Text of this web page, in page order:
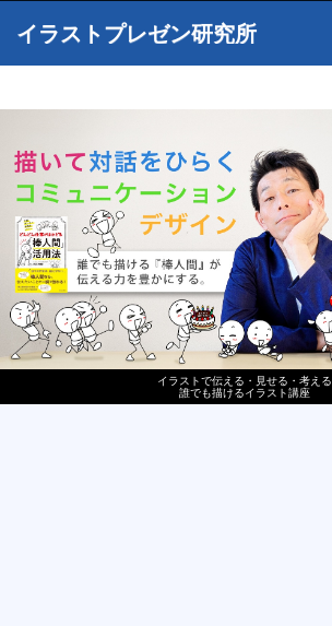
イラストで伝える・見せる・考える
誰でも描けるイラスト講座
イラストプレゼン研究所